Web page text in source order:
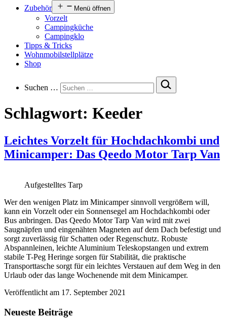
Zubehör
Menü öffnen
Vorzelt
Campingküche
Campingklo
Tipps & Tricks
Wohnmobilstellplätze
Shop
Suchen …
Schlagwort: Keeder
Leichtes Vorzelt für Hochdachkombi und
Minicamper: Das Qeedo Motor Tarp Van
Aufgestelltes Tarp
Wer den wenigen Platz im Minicamper sinnvoll vergrößern will,
kann ein Vorzelt oder ein Sonnensegel am Hochdachkombi oder
Bus anbringen. Das Qeedo Motor Tarp Van wird mit zwei
Saugnäpfen und eingenähten Magneten auf dem Dach befestigt und
sorgt zuverlässig für Schatten oder Regenschutz. Robuste
Abspannleinen, leichte Aluminium Teleskopstangen und extrem
stabile T-Peg Heringe sorgen für Stabilität, die praktische
Transporttasche sorgt für ein leichtes Verstauen auf dem Weg in den
Urlaub oder das lange Wochenende mit dem Minicamper.
Veröffentlicht am 17. September 2021
Neueste Beiträge